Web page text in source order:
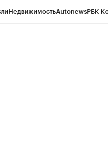
НедвижимостьAutonewsРБК